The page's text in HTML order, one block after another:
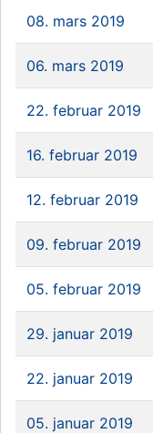
08. mars 2019
06. mars 2019
22. februar 2019
16. februar 2019
12. februar 2019
09. februar 2019
05. februar 2019
29. januar 2019
22. januar 2019
05. januar 2019